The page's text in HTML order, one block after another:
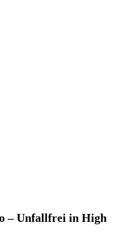
– Unfallfrei in High